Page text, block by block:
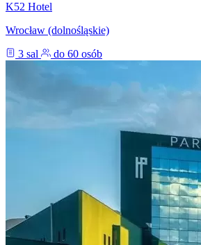
K52 Hotel
Wrocław (dolnośląskie)
3 sal
do 60 osób